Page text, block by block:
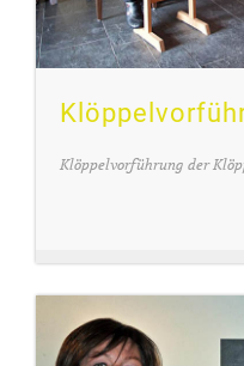
Klöppelvorführung der